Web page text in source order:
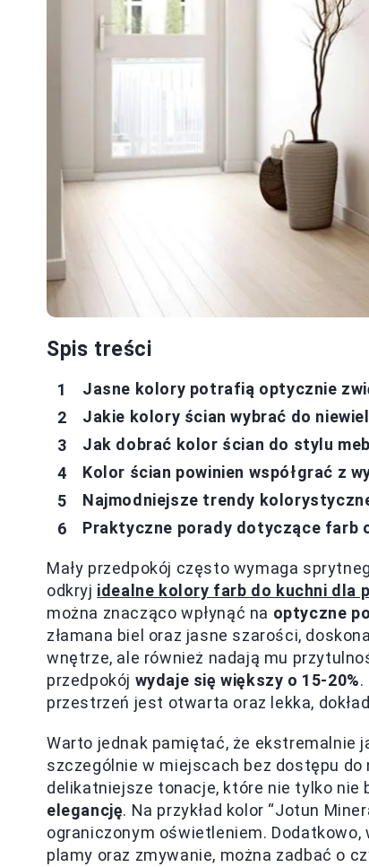
Spis treści
Jasne kolory potrafią optycznie
Jakie kolory ścian wybrać do
Jak dobrać kolor ścian do stylu
Kolor ścian powinien współgrać z
Najmodniejsze trendy
Praktyczne porady dotyczące farb
Mały przedpokój często wymaga
odkryj idealne kolory farb do kuchni dla
można znacząco wpłynąć na optyczne
złamana biel oraz jasne szarości,
wnętrze, ale również nadają mu
przedpokój wydaje się większy o 15-20%.
przestrzeń jest otwarta oraz lekka,
Warto jednak pamiętać, że ekstremalnie
szczególnie w miejscach bez dostępu
delikatniejsze tonacje, które nie tylko nie
elegancję. Na przykład kolor “Jotun
ograniczonym oświetleniem.
plamy oraz zmywanie, można zadbać o